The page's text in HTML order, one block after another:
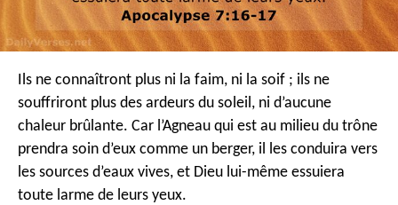
Ils ne connaîtront plus ni la faim, ni la soif ; ils ne
souffriront plus des ardeurs du soleil, ni d’aucune
chaleur brûlante. Car l’Agneau qui est au milieu du trône
prendra soin d’eux comme un berger, il les conduira vers
les sources d’eaux vives, et Dieu lui-même essuiera
toute larme de leurs yeux.